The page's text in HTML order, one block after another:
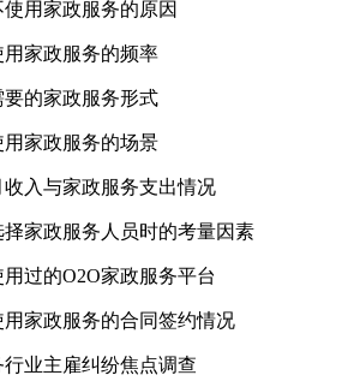
用家政服务的原因
用家政服务的频率
要的家政服务形式
用家政服务的场景
收入与家政服务支出情况
择家政服务人员时的考量因素
过的O2O家政服务平台
用家政服务的合同签约情况
业主雇纠纷焦点调查